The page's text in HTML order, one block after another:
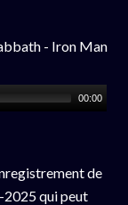
- Iron Man
00:00
de
qui peut